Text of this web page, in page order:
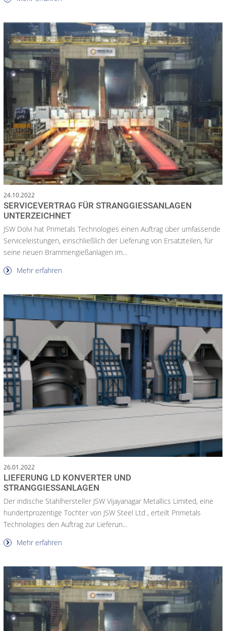
24.10.2022
SERVICEVERTRAG FÜR STRANGGIESSANLAGEN U
NTERZEICHNET
JSW Dolvi hat Primetals Technologies einen Auftrag über umfassende
Serviceleistungen, einschließlich der Lieferung von Ersatzteilen, für
seine neuen Brammengießanlagen im...
Mehr erfahren
26.01.2022
LIEFERUNG LD KONVERTER UND
STRANGGIESSANLAGEN
Der indische Stahlhersteller JSW Vijayanagar Metallics Limited, eine
hundertprozentige Tochter von JSW Steel Ltd , erteilt Primetals
Technologies den Auftrag zur Lieferun...
Mehr erfahren